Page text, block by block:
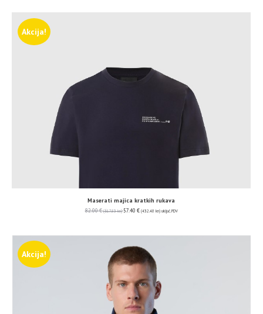
Akcija!
Maserati majica kratkih rukava
82.00€ (617.83 kn) 57.40 € (432.48 kn) uključ. PDV
Akcija!